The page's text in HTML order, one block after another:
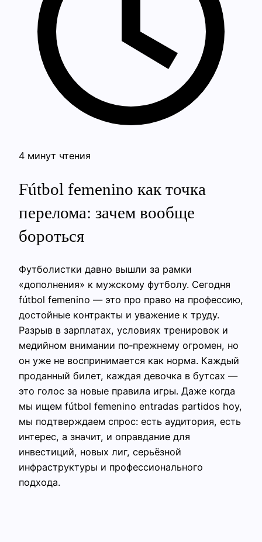
4 минут чтения
Fútbol femenino как точка
перелома: зачем вообще
бороться
Футболистки давно вышли за рамки
«дополнения» к мужскому футболу. Сегодня
fútbol femenino — это про право на профессию,
достойные контракты и уважение к труду.
Разрыв в зарплатах, условиях тренировок и
медийном внимании по‑прежнему огромен, но
он уже не воспринимается как норма. Каждый
проданный билет, каждая девочка в бутсах —
это голос за новые правила игры. Даже когда
мы ищем fútbol femenino entradas partidos hoy,
мы подтверждаем спрос: есть аудитория, есть
интерес, а значит, и оправдание для
инвестиций, новых лиг, серьёзной
инфраструктуры и профессионального
подхода.